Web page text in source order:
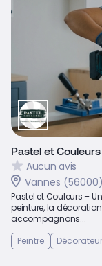
Pastel et Couleurs
Aucun avis
Vannes (56000)
Pastel et Couleurs –
peinture, la
accompagnons...
Peintre